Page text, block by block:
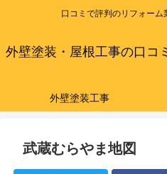
口コミで評判のリフォー
外壁塗装・屋根工事の口コ
外壁塗装工事
武蔵むらやま地図